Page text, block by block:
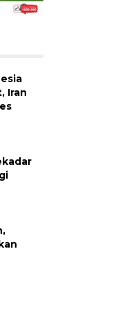
Iran